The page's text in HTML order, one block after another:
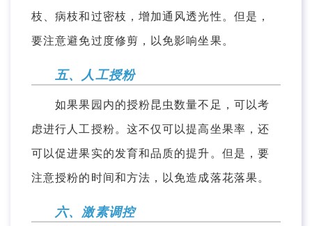
枝、病枝和过密枝，增加通风透光性。但是，
要注意避免过度修剪，以免影响坐果。
五、人工授粉
如果果园内的授粉昆虫数量不足，可以考
虑进行人工授粉。这不仅可以提高坐果率，还
可以促进果实的发育和品质的提升。但是，要
注意授粉的时间和方法，以免造成落花落果。
六、激素调控